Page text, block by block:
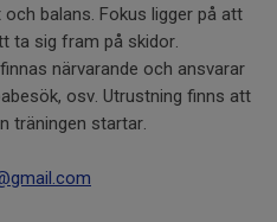
balans. Fokus ligger på att
ta sig fram på skidor.
närvarande och ansvarar
osv. Utrustning finns att
träningen startar.